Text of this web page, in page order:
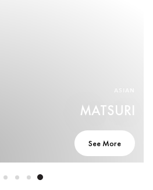
ASIAN
MATSURI
See More